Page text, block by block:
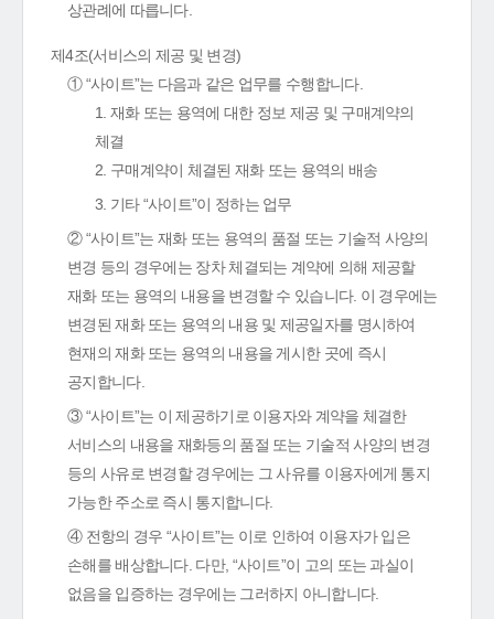
상관례에 따릅니다.
제4조(서비스의 제공 및 변경)
① “사이트”는 다음과 같은 업무를 수행합니다.
1. 재화 또는 용역에 대한 정보 제공 및 구매계약의
체결
2. 구매계약이 체결된 재화 또는 용역의 배송
3. 기타 “사이트”이 정하는 업무
② “사이트”는 재화 또는 용역의 품절 또는 기술적 사양의
변경 등의 경우에는 장차 체결되는 계약에 의해 제공할
재화 또는 용역의 내용을 변경할 수 있습니다. 이 경우에는
변경된 재화 또는 용역의 내용 및 제공일자를 명시하여
현재의 재화 또는 용역의 내용을 게시한 곳에 즉시
공지합니다.
③ “사이트”는 이 제공하기로 이용자와 계약을 체결한
서비스의 내용을 재화등의 품절 또는 기술적 사양의 변경
등의 사유로 변경할 경우에는 그 사유를 이용자에게 통지
가능한 주소로 즉시 통지합니다.
④ 전항의 경우 “사이트”는 이로 인하여 이용자가 입은
손해를 배상합니다. 다만, “사이트”이 고의 또는 과실이
없음을 입증하는 경우에는 그러하지 아니합니다.